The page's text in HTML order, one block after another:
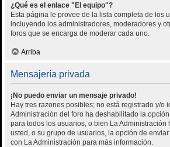
¿Qué es el enlace "El equipo"?
Esta página le provee de la lista completa de los
incluyendo los administradores, moderadores y
foros que se encarga de moderar cada uno.
Arriba
Mensajería privada
¡No puedo enviar un mensaje privado!
Hay tres razones posibles; no está registrado y/o
Administración del foro ha deshabilitado la
para todos los usuarios, o bien La
usted, o su grupo de usuarios, la opción de
con La Administración para más información.